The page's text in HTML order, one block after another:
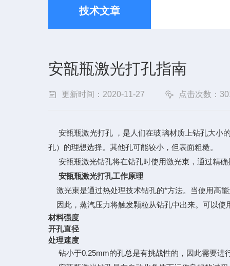
技术文章
安瓿瓶激光打孔指南
更新时间：2020-11-27 点击次数：
安瓿瓶激光打孔 ，是人们在玻璃材质上钻孔大小
孔）的理想选择。其他孔可能较小，但表面粗糙。
安瓿瓶激光钻孔将在钻孔时使用激光束，通过精
安瓿瓶激光打孔工作原理
激光束是通过热处理技术钻孔的*方法。当使用高
因此，蒸汽压力将触发颗粒从钻孔中出来。可以使
材料强度
开孔直径
处理速度
钻小于0.25mm的孔总是有挑战性的，因此需要进